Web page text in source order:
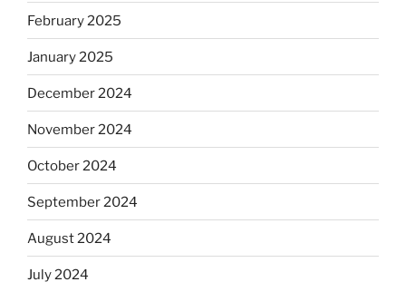
February 2025
January 2025
December 2024
November 2024
October 2024
September 2024
August 2024
July 2024